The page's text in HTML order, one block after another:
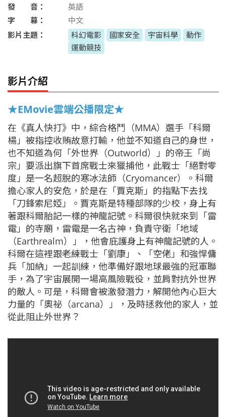
發 音：
英語
字 幕：
中文
影片主題：
科幻電影 國家安全 宇宙科學
動作
運動競技
影片介紹
★EMovie雲端公播限定★
在《真人快打》中，綜合格鬥（MMA）選手「科爾
楊」被指控收賄故意打輸，他並不知道自己的身世，
也不知道為何「外世界（Outworld）」的帝王「尚
宗」要派出旗下首席戰士來獵捕他，此戰士「絕對零
度」是一名超脫的寒冰法師（Cryomancer）。科爾
擔心家人的安危，於是在「賈克斯」的指點下去找
「刀鋒索尼婭」。賈克斯是特種部隊的少校，身上有
著跟科爾胎記一樣的神龍記號。科爾很快就來到「雷
電」的寺廟，雷電是一名古神，負責守衛「地域
（Earthrealm）」，他會庇護身上有神龍記號的人。
科爾在這裡跟老練戰士「劉康」、「空佬」和強悍傭
兵「加納」一起訓練，他準備好跟地球最強的冠軍聯
手，為了宇宙展開一場高風險戰役，並肩對抗外世界
的敵人。可是，科爾會被激發潛力，解開他內心巨大
力量的「奧祕（arcana）」，及時拯救他的家人，並
從此阻止外世界？